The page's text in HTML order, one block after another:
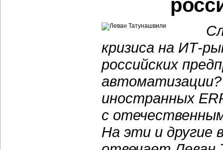
кризиса на ИТ-
российских
иностранных
с
На эти и другие